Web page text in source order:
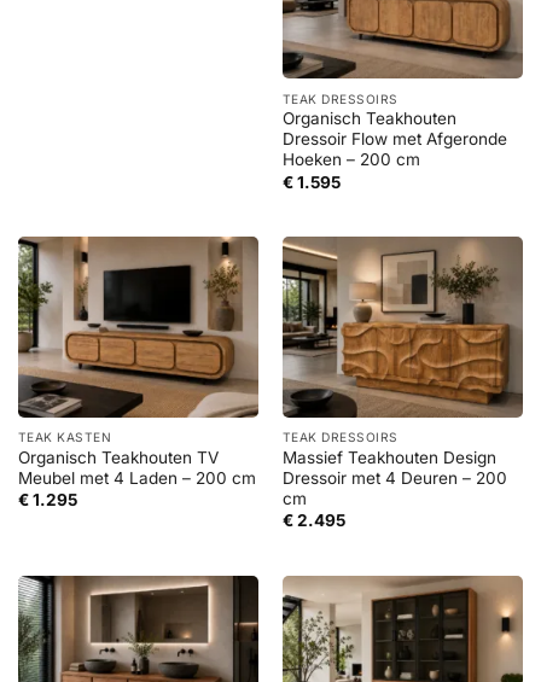
TEAK DRESSOIRS
Organisch Teakhouten
Dressoir Flow met Afgeronde
Hoeken – 200 cm
€1.595
TEAK KASTEN
Organisch Teakhouten TV
Meubel met 4 Laden – 200 cm
€1.295
TEAK DRESSOIRS
Massief Teakhouten Design
Dressoir met 4 Deuren – 200
cm
€2.495